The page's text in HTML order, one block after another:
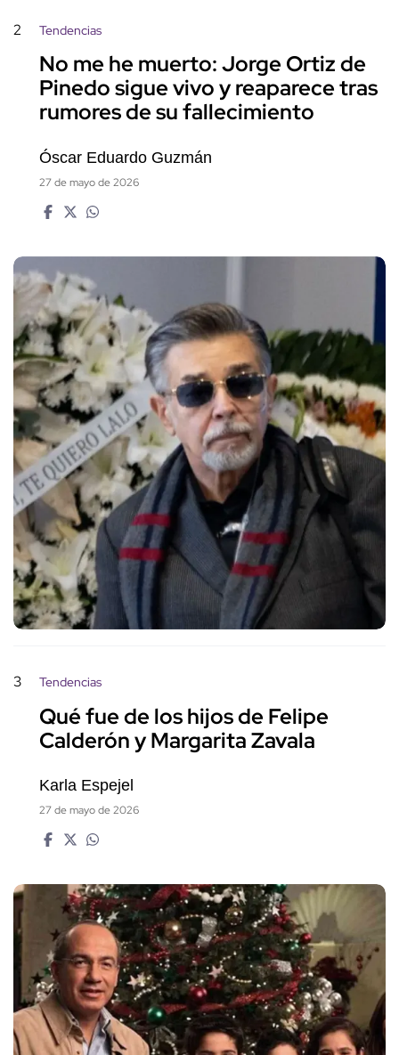
2 Tendencias
No me he muerto: Jorge Ortiz de
Pinedo sigue vivo y reaparece tras
rumores de su fallecimiento
Óscar Eduardo Guzmán
27 de mayo de 2026
3 Tendencias
Qué fue de los hijos de Felipe
Calderón y Margarita Zavala
Karla Espejel
27 de mayo de 2026